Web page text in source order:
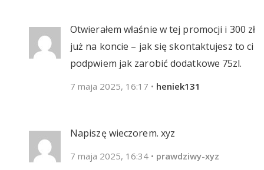
Otwierałem właśnie w tej promocji i 300 zł
już na koncie – jak się skontaktujesz to ci
podpwiem jak zarobić dodatkowe 75zl.
7 maja 2025, 16:17 • heniek131
Napiszę wieczorem. xyz
7 maja 2025, 16:34 • prawdziwy-xyz